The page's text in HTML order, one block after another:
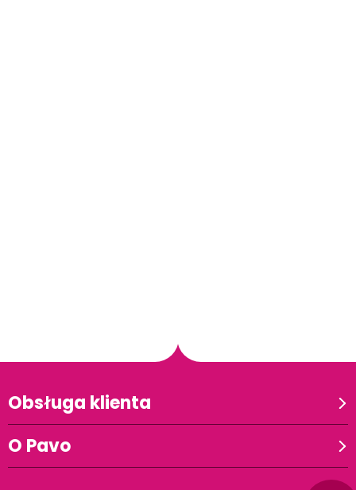
Obsługa klienta
O Pavo